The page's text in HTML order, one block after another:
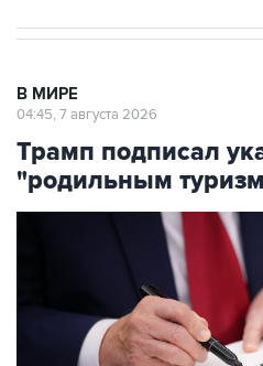
В МИРЕ
04:45, 7 августа 2026
Трамп подписал
"родильным